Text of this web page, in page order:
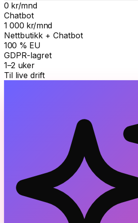
0 kr/mnd
Chatbot
1 000 kr/mnd
Nettbutikk + Chatbot
100 % EU
GDPR-lagret
1–2 uker
Til live drift